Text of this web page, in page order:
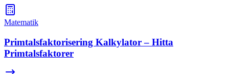
Matematik
Primtalsfaktorisering Kalkylator – Hitta
Primtalsfaktorer